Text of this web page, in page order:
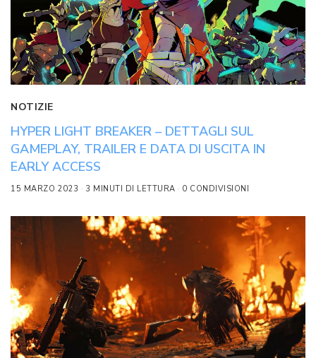
NOTIZIE
HYPER LIGHT BREAKER – DETTAGLI SUL
GAMEPLAY, TRAILER E DATA DI USCITA IN
EARLY ACCESS
15 MARZO 2023 3 MINUTI DI LETTURA 0 CONDIVISIONI